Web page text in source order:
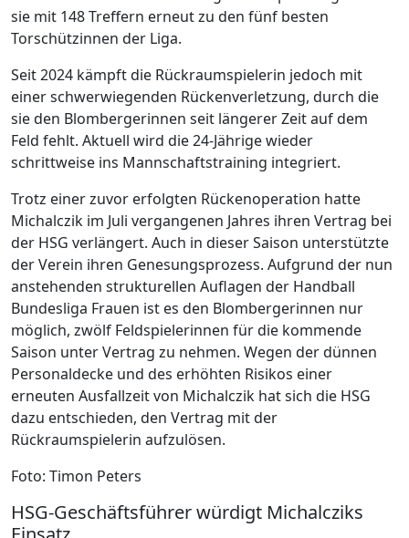
sie mit 148 Treffern erneut zu den fünf besten
Torschützinnen der Liga.
Seit 2024 kämpft die Rückraumspielerin jedoch mit
einer schwerwiegenden Rückenverletzung, durch die
sie den Blombergerinnen seit längerer Zeit auf dem
Feld fehlt. Aktuell wird die 24-Jährige wieder
schrittweise ins Mannschaftstraining integriert.
Trotz einer zuvor erfolgten Rückenoperation hatte
Michalczik im Juli vergangenen Jahres ihren Vertrag bei
der HSG verlängert. Auch in dieser Saison unterstützte
der Verein ihren Genesungsprozess. Aufgrund der nun
anstehenden strukturellen Auflagen der Handball
Bundesliga Frauen ist es den Blombergerinnen nur
möglich, zwölf Feldspielerinnen für die kommende
Saison unter Vertrag zu nehmen. Wegen der dünnen
Personaldecke und des erhöhten Risikos einer
erneuten Ausfallzeit von Michalczik hat sich die HSG
dazu entschieden, den Vertrag mit der
Rückraumspielerin aufzulösen.
Foto: Timon Peters
HSG-Geschäftsführer würdigt Michalcziks